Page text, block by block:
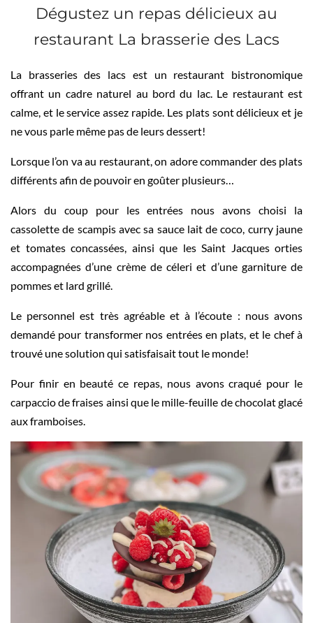
Dégustez un repas délicieux au
restaurant La brasserie des Lacs
La brasseries des lacs est un restaurant bistronomique
offrant un cadre naturel au bord du lac. Le restaurant est
calme, et le service assez rapide. Les plats sont délicieux et je
ne vous parle même pas de leurs dessert!
Lorsque l’on va au restaurant, on adore commander des plats
différents afin de pouvoir en goûter plusieurs…
Alors du coup pour les entrées nous avons choisi la
cassolette de scampis avec sa sauce lait de coco, curry jaune
et tomates concassées, ainsi que les Saint Jacques orties
accompagnées d’une crème de céleri et d’une garniture de
pommes et lard grillé.
Le personnel est très agréable et à l’écoute : nous avons
demandé pour transformer nos entrées en plats, et le chef à
trouvé une solution qui satisfaisait tout le monde!
Pour finir en beauté ce repas, nous avons craqué pour le
carpaccio de fraises ainsi que le mille-feuille de chocolat glacé
aux framboises.